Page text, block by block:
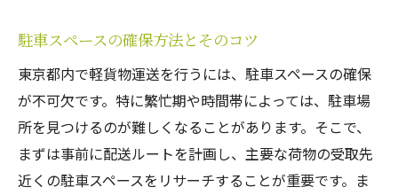
駐車スペースの確保方法とそのコツ
東京都内で軽貨物運送を行うには、駐車スペースの確保
が不可欠です。特に繁忙期や時間帯によっては、駐車場
所を見つけるのが難しくなることがあります。そこで、
まずは事前に配送ルートを計画し、主要な荷物の受取先
近くの駐車スペースをリサーチすることが重要です。ま